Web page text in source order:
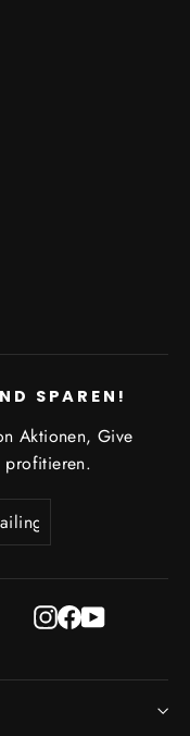
SPAREN!
Aktionen, Give
profitieren.
Instagram
Facebook
YouTube